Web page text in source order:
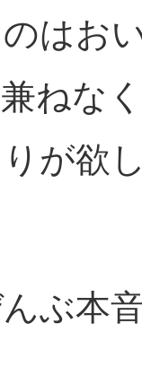
はお
ねな
が欲
ぶ本